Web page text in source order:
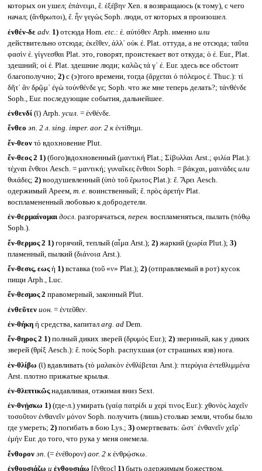
которых он ушел; ἐπάνειμι, ἔ. ἐξέβην Xen. я возвращаюсь (к тому), с чего
начал; (ἄνθρωποι), ἔ. ἦν γεγώς Soph. люди, от которых я произошел.
ἐνθέν-δε adv. 1)отсюда Hom. etc. : ἐ. αὐτόθεν Arph. именно или
действительно отсюда; ἐκεῖθεν, ἀλλ᾽ οὐκ ἐ. Plat. оттуда, а не отсюда; ταῦτα
φασὶν ἐ. γίγνεσθαι Plat. это, говорят, проистекает вот откуда; ὁ ἐ. Eur., Plat.
здешний; οἱ ἐ. Plat. здешние люди; καλῶς τά γ᾽ ἐ. Eur. здесь все обстоит
благополучно; 2)с (э)того времени, тогда (ἄρχεται ὁ πόλεμος ἐ. Thuc.): τί
δῆτ᾽ ἂν δρῷμ᾽ ἐγὼ τοὐνθένδε γε; Soph. что же мне теперь делать?; τἀνθένδε
Soph., Eur. последующие события, дальнейшее.
ἐνθενδί(ῑ) Arph. усил. = ἐνθένδε.
ἔνθεο эп. 2 л. sing. imper. aor. 2 кἐντίθημι.
ἔν-θεον τό вдохновение Plut.
ἔν-θεος 2 1)(бого)вдохновенный (μαντική Plat.; Σίβυλλαι Arst.; φιλία Plat.):
τέχναι ἔνθεοι Aesch. = μαντική; γυναῖκες ἔνθεοι Soph. = βάκχαι, μαινάδες или
θυιάδες; 2)воодушевленный (ὑπὸ τοῦ ἔρωτος Plat.): ἔ. Ἄρει Aesch.
одержимый Ареем, т. е. воинственный; ἔ. πρὸς ἀρετήν Plat.
воспламененный любовью к добродетели.
ἐν-θερμαίνομαι досл. разгорячаться,перен. воспламеняться, пылать (πόθῳ
Soph.).
ἔν-θερμος 2 1)горячий, теплый (αἷμα Arst.); 2)жаркий (χωρία Plut.); 3)
пламенный, пылкий (διάνοια Arst.).
ἔν-θεσις, εωςἡ 1)вставка (τοῦ «ν» Plat.); 2)(отправляемый в рот) кусок
пищи Arph., Luc.
ἔν-θεσμος 2 правомерный, законный Plut.
ἐνθεῦτεν ион. = ἐντεῦθεν.
ἐν-θήκη ἡ средства, капитал arg. adDem.
ἔν-θηρος 2 1)полный диких зверей (δρυμός Eur.); 2)звериный, как у диких
зверей (θρίξ Aesch.): ἔ. πούς Soph. распухшая (от страшных язв) нога.
ἐν-θλίβω (ῑ) вдавливать (τὸ μαλακὸν ἐνθλίβεται Arst.): πτερύγια ἐντεθλιμμένα
Arst. плотно прижатые крылья.
ἐν-θλιπτικῶςнадавливая, отжимая вниз Sext.
ἐν-θνῄσκω 1)(где-л.) умирать (γαίᾳ πατρίδι и χερί τινος Eur.): χθονὸς λαχεῖν
τοσοῦτον ἐνθανεῖν μόνον Soph. получить (лишь) столько земли, чтобы было
где умереть; 2)погибать в бою Lys.; 3)омертвевать: ὥστ᾽ ἐνθανεῖν χεῖρ᾽
ἐμήν Eur. до того, что рука у меня онемела.
ἔνθορον эп. (= ἐνέθορον) aor. 2 кἐνθρῴσκω.
ἐνθουσιάζω и ἐνθουσιάω [ἔνθεος] 1)быть одержимым божеством,